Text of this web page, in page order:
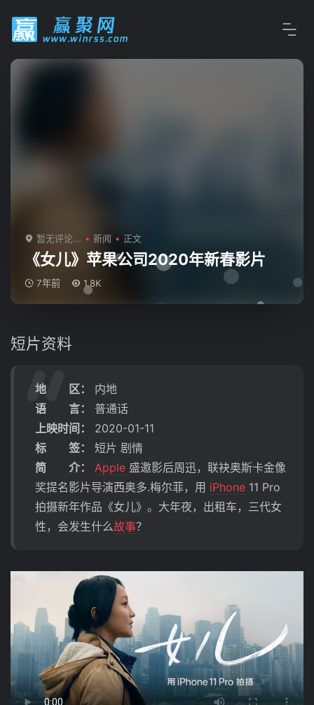
暂无评论... 新闻 正文
《女儿》苹果公司2020年新春影片
7年前 1.8K
短片资料
地 区：
内地
语 言：
普通话
上映时间：
2020-01-11
标 签：
短片 剧情
简 介：
Apple 盛邀影后周迅，联袂奥斯卡⾦像
奖提名影⽚导演⻄奥多.梅尔菲，⽤ iPhone 11 Pro
拍摄新年作品《女儿》。⼤年夜，出租⻋，三代⼥
性，会发⽣什么故事？